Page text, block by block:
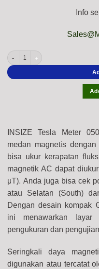
Info
INSIZE 0501-MA01 Tesla-Gauss
INSIZE Tesla Meter
medan magnetis
bisa ukur kerapatan
magnetik AC dapat
μT). Anda juga bisa cek
atau Selatan (South)
Dengan desain kompak
ini menawarkan
pengukuran dan
Seringkali daya
digunakan atau tercatat